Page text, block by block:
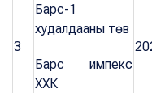
3
Барс-1
худалдааны төв
Барс импекс
ХХК